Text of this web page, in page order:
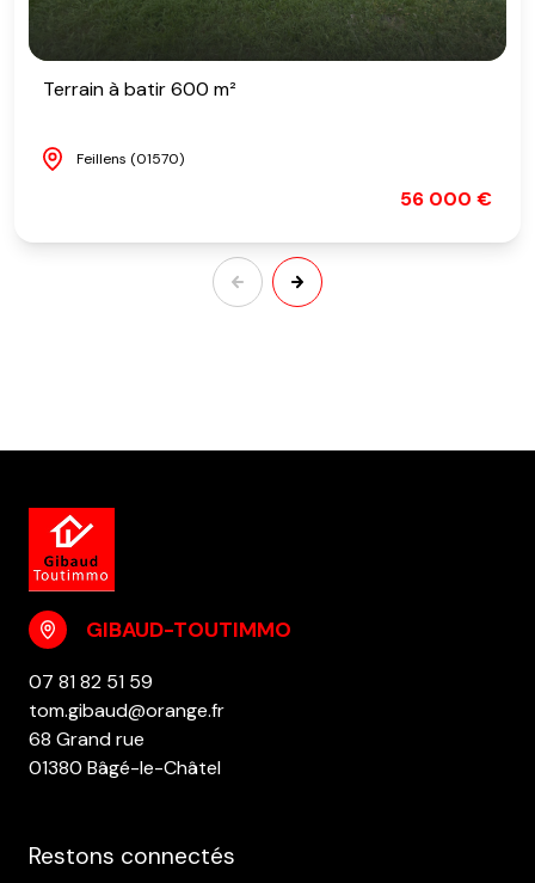
Terrain à batir 600 m²
Feillens (01570)
56 000 €
GIBAUD-TOUTIMMO
07 81 82 51 59
tom.gibaud@orange.fr
68 Grand rue
01380 Bâgé-le-Châtel
Restons connectés